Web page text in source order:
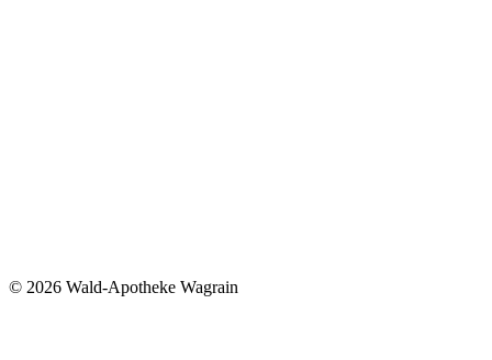
© 2026 Wald-Apotheke Wagrain